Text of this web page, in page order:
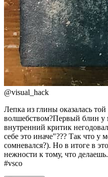
@visual_hack
Лепка из глины оказалась
волшебством?Первый блин у
внутренний критик
себе это иначе"??? Так что у
сомневался?). Но в итоге в
нежности к тому, что
#vsco